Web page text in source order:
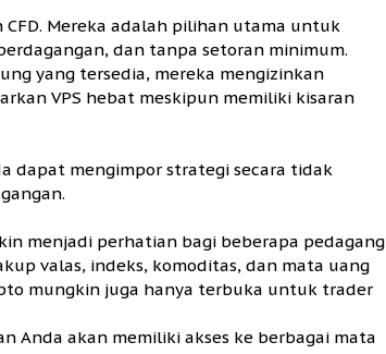
Mereka adalah pilihan utama untuk
dan tanpa setoran minimum.
yang tersedia, mereka mengizinkan
VPS hebat meskipun memiliki kisaran
dapat mengimpor strategi secara tidak
menjadi perhatian bagi beberapa pedagang
valas, indeks, komoditas, dan mata uang
mungkin juga hanya terbuka untuk trader
Anda akan memiliki akses ke berbagai mata